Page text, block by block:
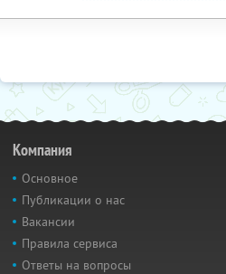
Компания
Основное
Публикации о нас
Вакансии
Правила сервиса
Ответы на вопросы